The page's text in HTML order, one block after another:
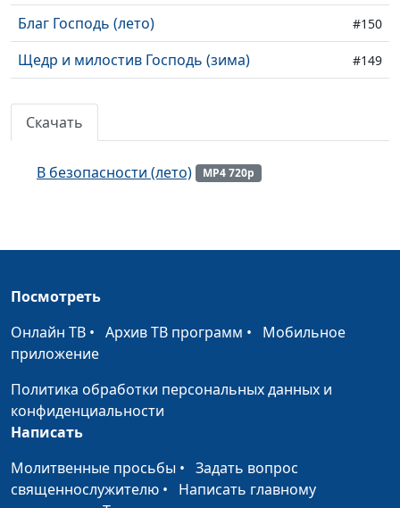
Благ Господь (лето) #150
Щедр и милостив Господь (зима) #149
Умиротворение (лето)
Мечта души (лето)
Вечная радость (весна)
Буду радоваться о Тебе (зима)
Спасительная тишина (осень)
Земные сокровища (осень)
Пушистая заря (зима)
Скачать
В безопасности (лето) MP4 720p
Посмотреть
Онлайн ТВ • Архив ТВ программ • Мобильное
приложение
Политика обработки персональных данных и
конфиденциальности
Написать
Молитвенные просьбы • Задать вопрос
священнослужителю • Написать главному